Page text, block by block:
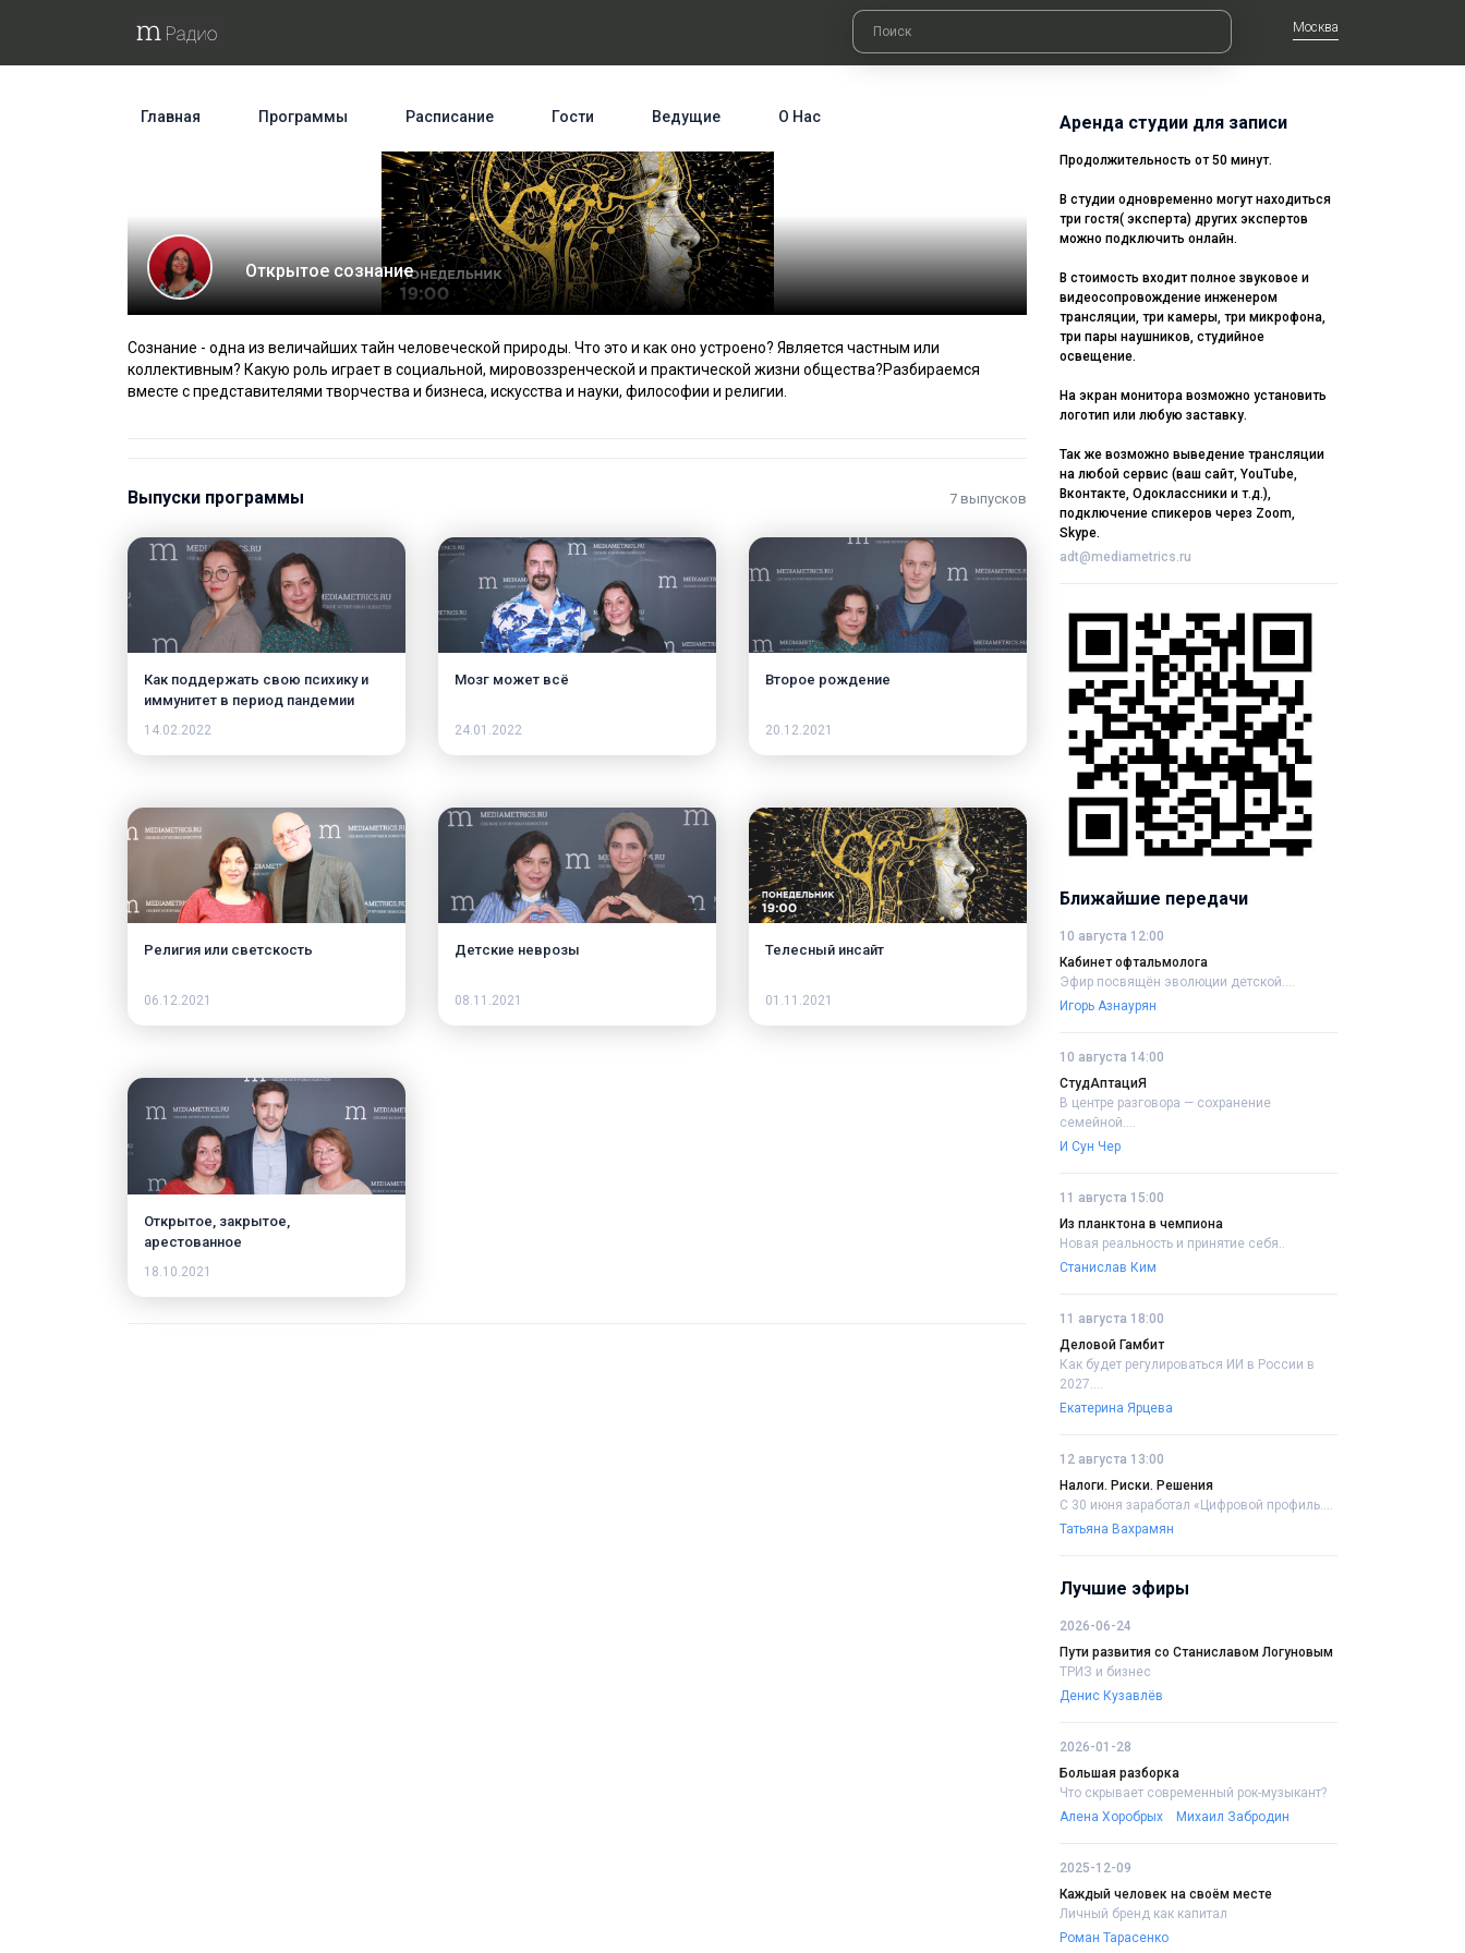
Москва
Главная Программы Расписание Гости Ведущие О Нас
Открытое сознание
Сознание - одна из величайших тайн человеческой природы. Что это и как оно устроено? Является частным или
коллективным? Какую роль играет в социальной, мировоззренческой и практической жизни общества?Разбираемся
вместе с представителями творчества и бизнеса, искусства и науки, философии и религии.
Выпуски программы 7 выпусков
Как поддержать свою психику и
иммунитет в период пандемии
14.02.2022
Мозг может всё
24.01.2022
Второе рождение​
20.12.2021
Религия или светскость
06.12.2021
Детские неврозы
08.11.2021
Телесный инсайт
01.11.2021
Открытое, закрытое,
арестованное
18.10.2021
Аренда студии для записи
Продолжительность от 50 минут.
В студии одновременно могут находиться
три гостя( эксперта) других экспертов
можно подключить онлайн.
В стоимость входит полное звуковое и
видеосопровождение инженером
трансляции, три камеры, три микрофона,
три пары наушников, студийное
освещение.
На экран монитора возможно установить
логотип или любую заставку.
Так же возможно выведение трансляции
на любой сервис (ваш сайт, YouTube,
Вконтакте, Одоклассники и т.д.),
подключение спикеров через Zoom,
Skype.
adt@mediametrics.ru
Ближайшие передачи
10 августа 12:00
Кабинет офтальмолога
Эфир посвящён эволюции детской....
Игорь Азнаурян
10 августа 14:00
СтудАптациЯ
В центре разговора — сохранение
семейной....
И Сун Чер
11 августа 15:00
Из планктона в чемпиона
Новая реальность и принятие себя..
Станислав Ким
11 августа 18:00
Деловой Гамбит
Как будет регулироваться ИИ в России в
2027....
Екатерина Ярцева
12 августа 13:00
Налоги. Риски. Решения
С 30 июня заработал «Цифровой профиль....
Татьяна Вахрамян
Лучшие эфиры
2026-06-24
Пути развития со Станиславом Логуновым
ТРИЗ и бизнес
Денис Кузавлёв
2026-01-28
Большая разборка
Что скрывает современный рок-музыкант?
Алена Хоробрых
Михаил Забродин
2025-12-09
Каждый человек на своём месте
Личный бренд как капитал
Роман Тарасенко